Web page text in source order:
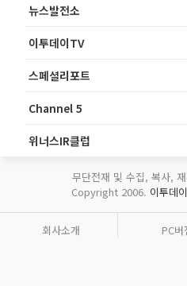
뉴스발전소
이투데이TV
스페셜리포트
Channel 5
위너스IR클럽
무단전재 및 수집, 복사,
Copyright 2006. 이투데이
회사소개 PC버